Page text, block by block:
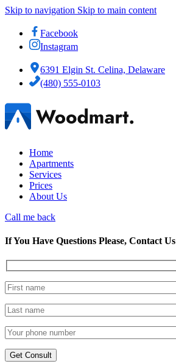
Skip to navigation Skip to main content
Facebook
Instagram
6391 Elgin St. Celina, Delaware
(480) 555-0103
Home
Apartments
Services
Prices
About Us
Call me back
If You Have Questions Please, Contact Us